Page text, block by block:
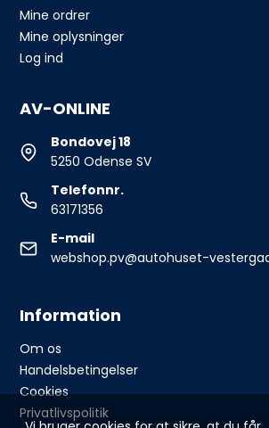
Mine ordrer
Mine oplysninger
Log ind
AV-ONLINE
Bondovej 18
5250 Odense SV
Telefonnr.
63171356
E-mail
webshop.pv@autohuset-
Information
Om os
Handelsbetingelser
Cookies
Privatlivspolitik